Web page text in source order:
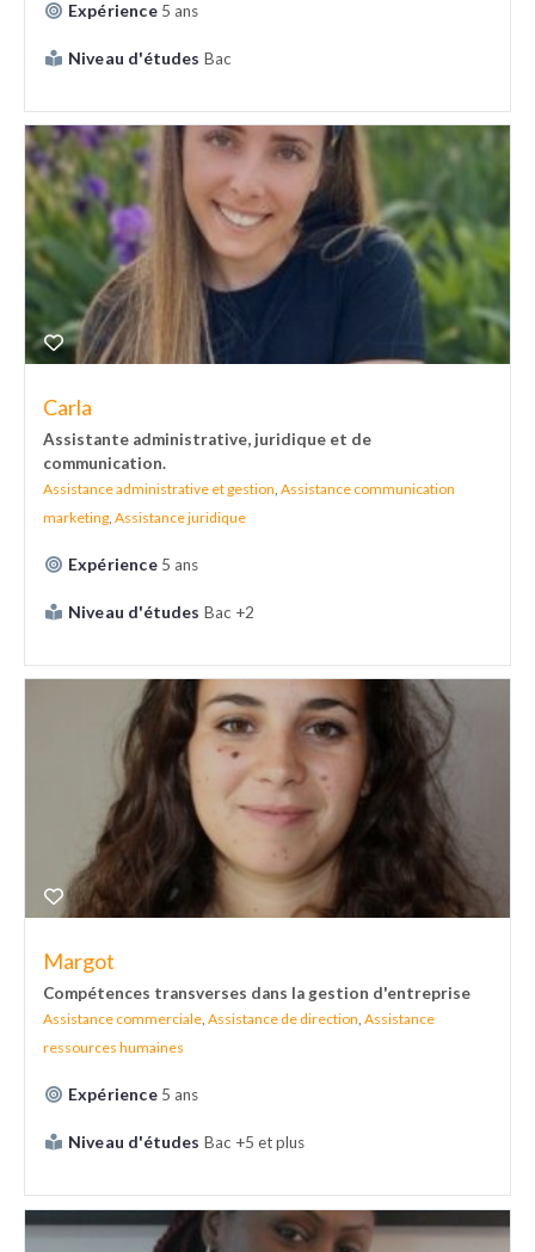
Expérience 5 ans
Niveau d'études Bac
Carla
Assistante administrative, juridique et de
communication.
Assistance administrative et gestion, Assistance communication
marketing, Assistance juridique
Expérience 5 ans
Niveau d'études Bac +2
Margot
Compétences transverses dans la gestion d'entreprise
Assistance commerciale, Assistance de direction, Assistance
ressources humaines
Expérience 5 ans
Niveau d'études Bac +5 et plus